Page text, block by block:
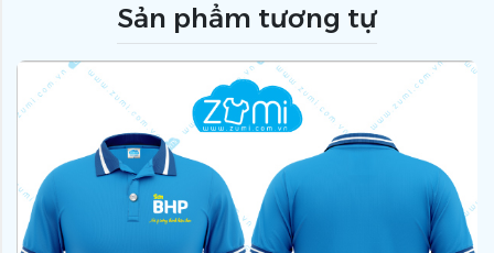
Sản phẩm tương tự